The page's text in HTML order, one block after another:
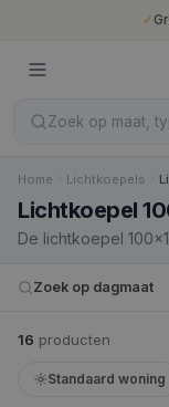
✓
Zoek op maat,
Home Lichtkoepels
Lichtkoepel
De lichtkoepel
uitbouwen, serres
vergelijkbaar is met
van 120×180 cm
Zoek op dagmaat
16 producten
Standaard woning